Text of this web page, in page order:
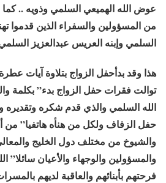
عوض الله الهميعي السلمي وذويه ..
من المسؤولين والسفراء الذين قدموا
السلمي وإبنه العريس عبدالعزيز
هذا وقد بدأحفل الزواج بتلاوة آيات
توالت فقرات حفل الزواج بدء” بكلمة
الله السلمي والذي قدم شكره وتقديره
حفل الزفاف ولكل من هنأه هاتفيا” من
والشيوخ من مختلف دول الخليج
والمسؤولين والوجهاء والأعيان سائلا”
فرحتهم بأبنائهم والعاقبة لديهم